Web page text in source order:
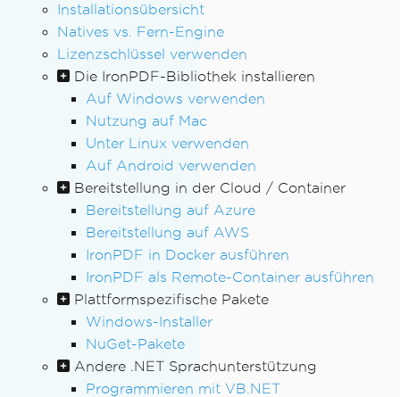
Installationsübersicht
Natives vs. Fern-Engine
Lizenzschlüssel verwenden
Die IronPDF-Bibliothek installieren
Auf Windows verwenden
Nutzung auf Mac
Unter Linux verwenden
Auf Android verwenden
Bereitstellung in der Cloud / Container
Bereitstellung auf Azure
Bereitstellung auf AWS
IronPDF in Docker ausführen
IronPDF als Remote-Container ausführen
Plattformspezifische Pakete
Windows-Installer
NuGet-Pakete
Andere .NET Sprachunterstützung
Programmieren mit VB.NET